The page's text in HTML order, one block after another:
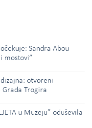
Sandra Abou
mostovi”
otvoreni
Grada Trogira
u Muzeju” oduševila